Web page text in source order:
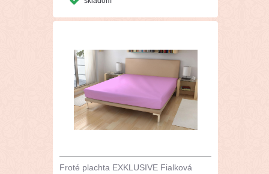
Froté plachta EXKLUSIVE Fialková